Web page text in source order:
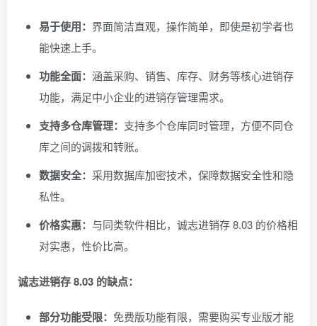
易于使用： 界面简洁直观，操作简单，即使是初学者也
能快速上手。
功能全面： 涵盖采购、销售、库存、财务等核心进销存
功能，满足中小企业的进销存管理需求。
支持多仓库管理： 支持多个仓库同时管理，方便不同仓
库之间的调拨和转账。
数据安全： 采用数据库加密技术，保障数据安全性和隐
私性。
价格实惠： 与同类软件相比，诚志进销存 8.03 的价格相
对实惠，性价比高。
诚志进销存 8.03 的缺点：
部分功能受限： 免费版功能有限，需要购买专业版才能